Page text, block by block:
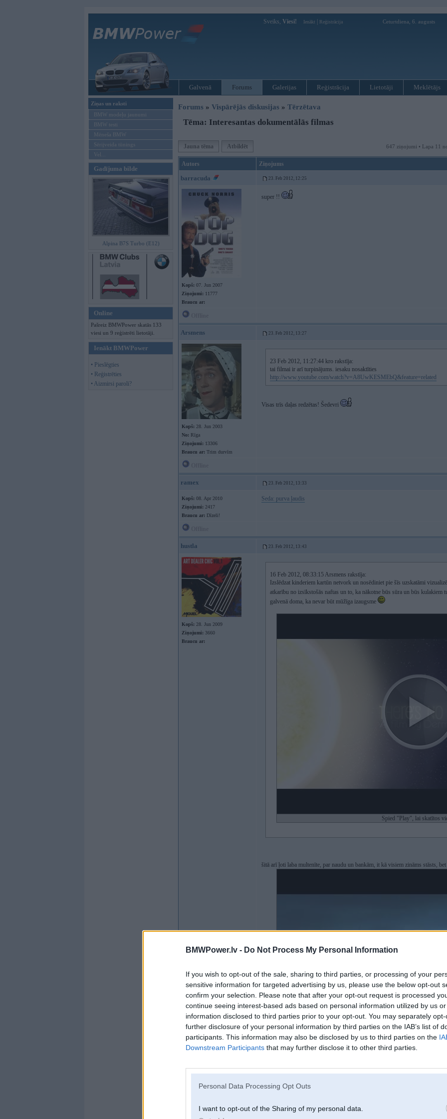
BMWPower.lv - Do Not Process My Personal Information
If you wish to opt-out of the sale, sharing to third parties, or processing of your
sensitive information for targeted advertising by us, please use the below opt-out
confirm your selection. Please note that after your opt-out request is processed
continue seeing interest-based ads based on personal information utilized by us
information disclosed to third parties prior to your opt-out. You may separately
further disclosure of your personal information by third parties on the IAB’s list of
participants. This information may also be disclosed by us to third parties on the
Downstream Participants that may further disclose it to other third parties.
Personal Data Processing Opt Outs
I want to opt-out of the Sharing of my personal data.
Sveiks, Viesi! Ienākt Reģistrācija Ceturtdiena, 6. augusts
Galvenā Forums Galerijas Reģistrācija Lietotāji Meklētājs
Ziņas un raksti
BMW modeļu jaunumi
BMW testi
Mēneša BMW
Sērijveida tūnings
Vel...
Gadījuma bilde
Alpina B7S Turbo (E12)
Online
Pašreiz BMWPower skatās 133
viesi un 9 reģistrēti lietotāji.
Ienākt BMWPower
• Pieslēgties
• Reģistrēties
• Aizmirsi paroli?
Forums » Vispārējās diskusijas » Tērzētava
Tēma: Interesantas dokumentālās filmas
Jauna tēma Atbildēt 647 ziņojumi • Lapa 11
Autors Ziņojums
barracuda 23. Feb 2012, 12:25
Kopš: 07. Jun 2007
Ziņojumi: 11777
Braucu ar:
super !!
Arsmens 23. Feb 2012, 13:27
Kopš: 28. Jun 2003
No: Rīga
Ziņojumi: 13306
Braucu ar: Trim durvīm
23 Feb 2012, 11:27:44 kro rakstīja:
tai filmai ir arī turpinājums. iesaku nosaktīties
http://www.youtube.com/watch?v=A8UwKESMEbQ&feature=related
Visas trīs daļas redzētas! Šedevri
ramex 23. Feb 2012, 13:33
Kopš: 08. Apr 2010
Ziņojumi: 2417
Braucu ar: Dīzeli!
Seda: purva ļaudis
hustla 23. Feb 2012, 13:43
Kopš: 28. Jun 2009
Ziņojumi: 3660
Braucu ar:
16 Feb 2012, 08:33:15 Arsmens rakstīja:
Izslēdzat kinderiem kartūn netvork un nosēdiniet pie šīs uzskatāmi
atkarību no izsīkstošās naftas un to, ka nākotne būs sūra un būs kulakiem
galvenā doma, ka nevar būt mūžīga izaugsme
Spied "Play", lai skatītos
šitā arī ļoti laba multenīte, par naudu un bankām, it kā visiem zināms stāsts,
Spied "Play", lai skatītos
23. Feb 2012, 16:50